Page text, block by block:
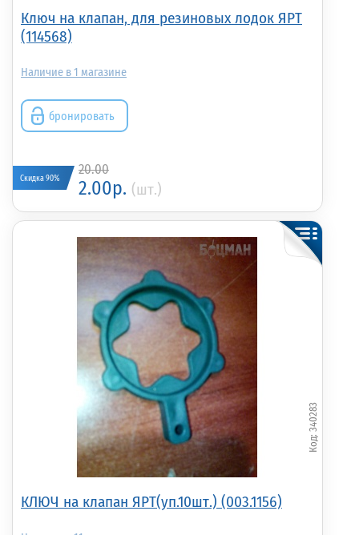
Ключ на клапан, для резиновых лодок ЯРТ
(114568)
1
бронировать
Скидка 90%
20.00
2.00р. (шт.)
КЛЮЧ на клапан ЯРТ(уп.10шт.) (003.1156)
340283